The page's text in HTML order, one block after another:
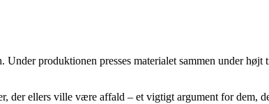
produktionen presses materialet sammen under
der ellers ville være affald – et vigtigt argument for dem,